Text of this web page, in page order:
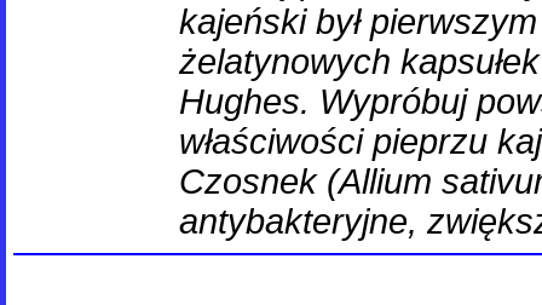
kajeński był
żelatynowych
Hughes. Wypróbuj
właściwości pieprzu
Czosnek (Allium
antybakteryjne,